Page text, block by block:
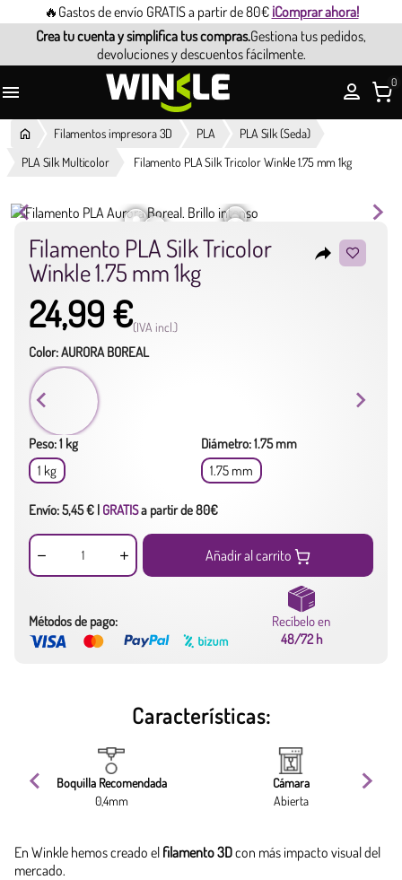
🔥Gastos de envío GRATIS a partir de 80€ ¡Comprar ahora!
Crea tu cuenta y simplifica tus compras.Gestiona tus pedidos,
devoluciones y descuentos fácilmente.
 0
Filamentos impresora 3D PLA
PLA Silk (Seda)
PLA Silk Multicolor
Filamento PLA Silk Tricolor Winkle 1.75 mm 1kg
Filamento PLA Silk Tricolor
Winkle 1.75 mm 1kg
reply
24,99 €(IVA incl.)
Color: AURORA BOREAL
Peso: 1 kg
1 kg
Diámetro: 1.75 mm
1.75 mm
Envío: 5,45 € | GRATISa partir de 80€
Añadir al carrito
Métodos de pago:
Recíbelo en
48/72 h
Características:
Boquilla Recomendada
0,4mm
Cámara
Abierta
En Winkle hemos creado el filamento 3Dcon más impacto visual del
mercado.